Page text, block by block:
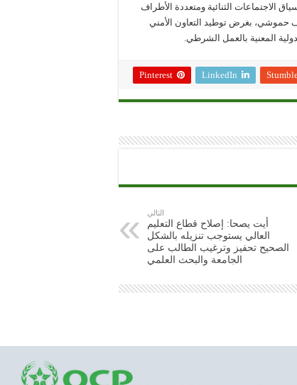
الاجتماعات الثنائية ومتعددة الأطراف
حموشي، بغرض توطيد التعاون الأمني
المعنية بالعمل الشرطي.
LinkedIn
Pinterest
التالي
أيت يصحا: إصلاح قطاع التعليم
العالي يستوجب تنزيله بالشكل
الصحيح تحفيز وترغيب الطالب على
الجامعة والبحث العلمي